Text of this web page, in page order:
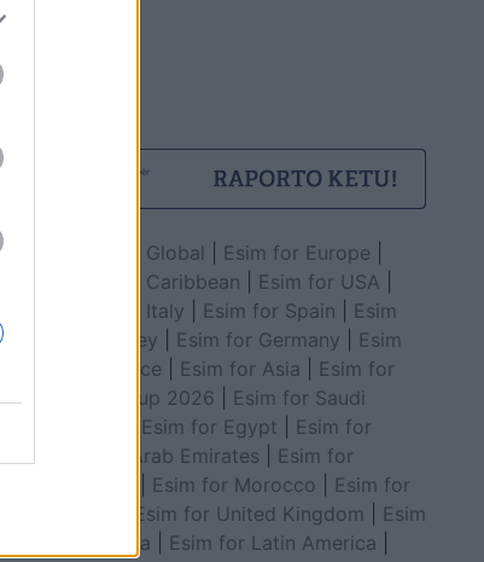
Esim for Global Esim for Europe
Esim for Caribbean
Esim for USA
Esim for Italy
Esim for Spain
Esim
for Turkey
Esim for Germany
Esim
for Greece
Esim for Asia
Esim for
World Cup 2026
Esim for Saudi
Esim for Egypt
Esim for
United Arab Emirates
Esim for
Esim for Morocco
Esim for
Esim for United Kingdom
Esim
for Africa
Esim for Latin America